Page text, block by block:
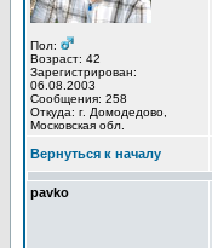
Пол:
Возраст: 42
Зарегистрирован:
06.08.2003
Сообщения: 258
Откуда: г. Домодедово,
Московская обл.
Вернуться к началу
pavko